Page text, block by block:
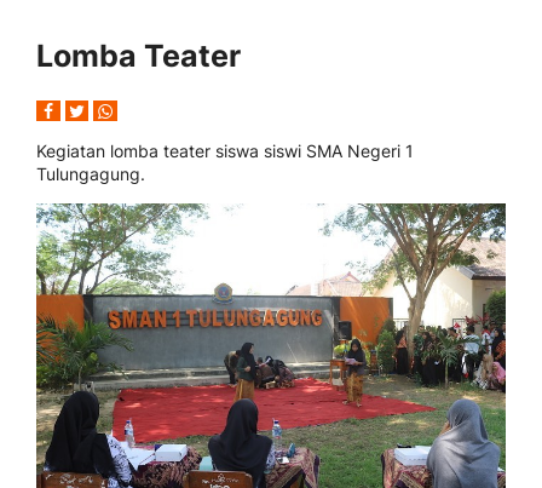
Lomba Teater
Kegiatan lomba teater siswa siswi SMA Negeri 1
Tulungagung.